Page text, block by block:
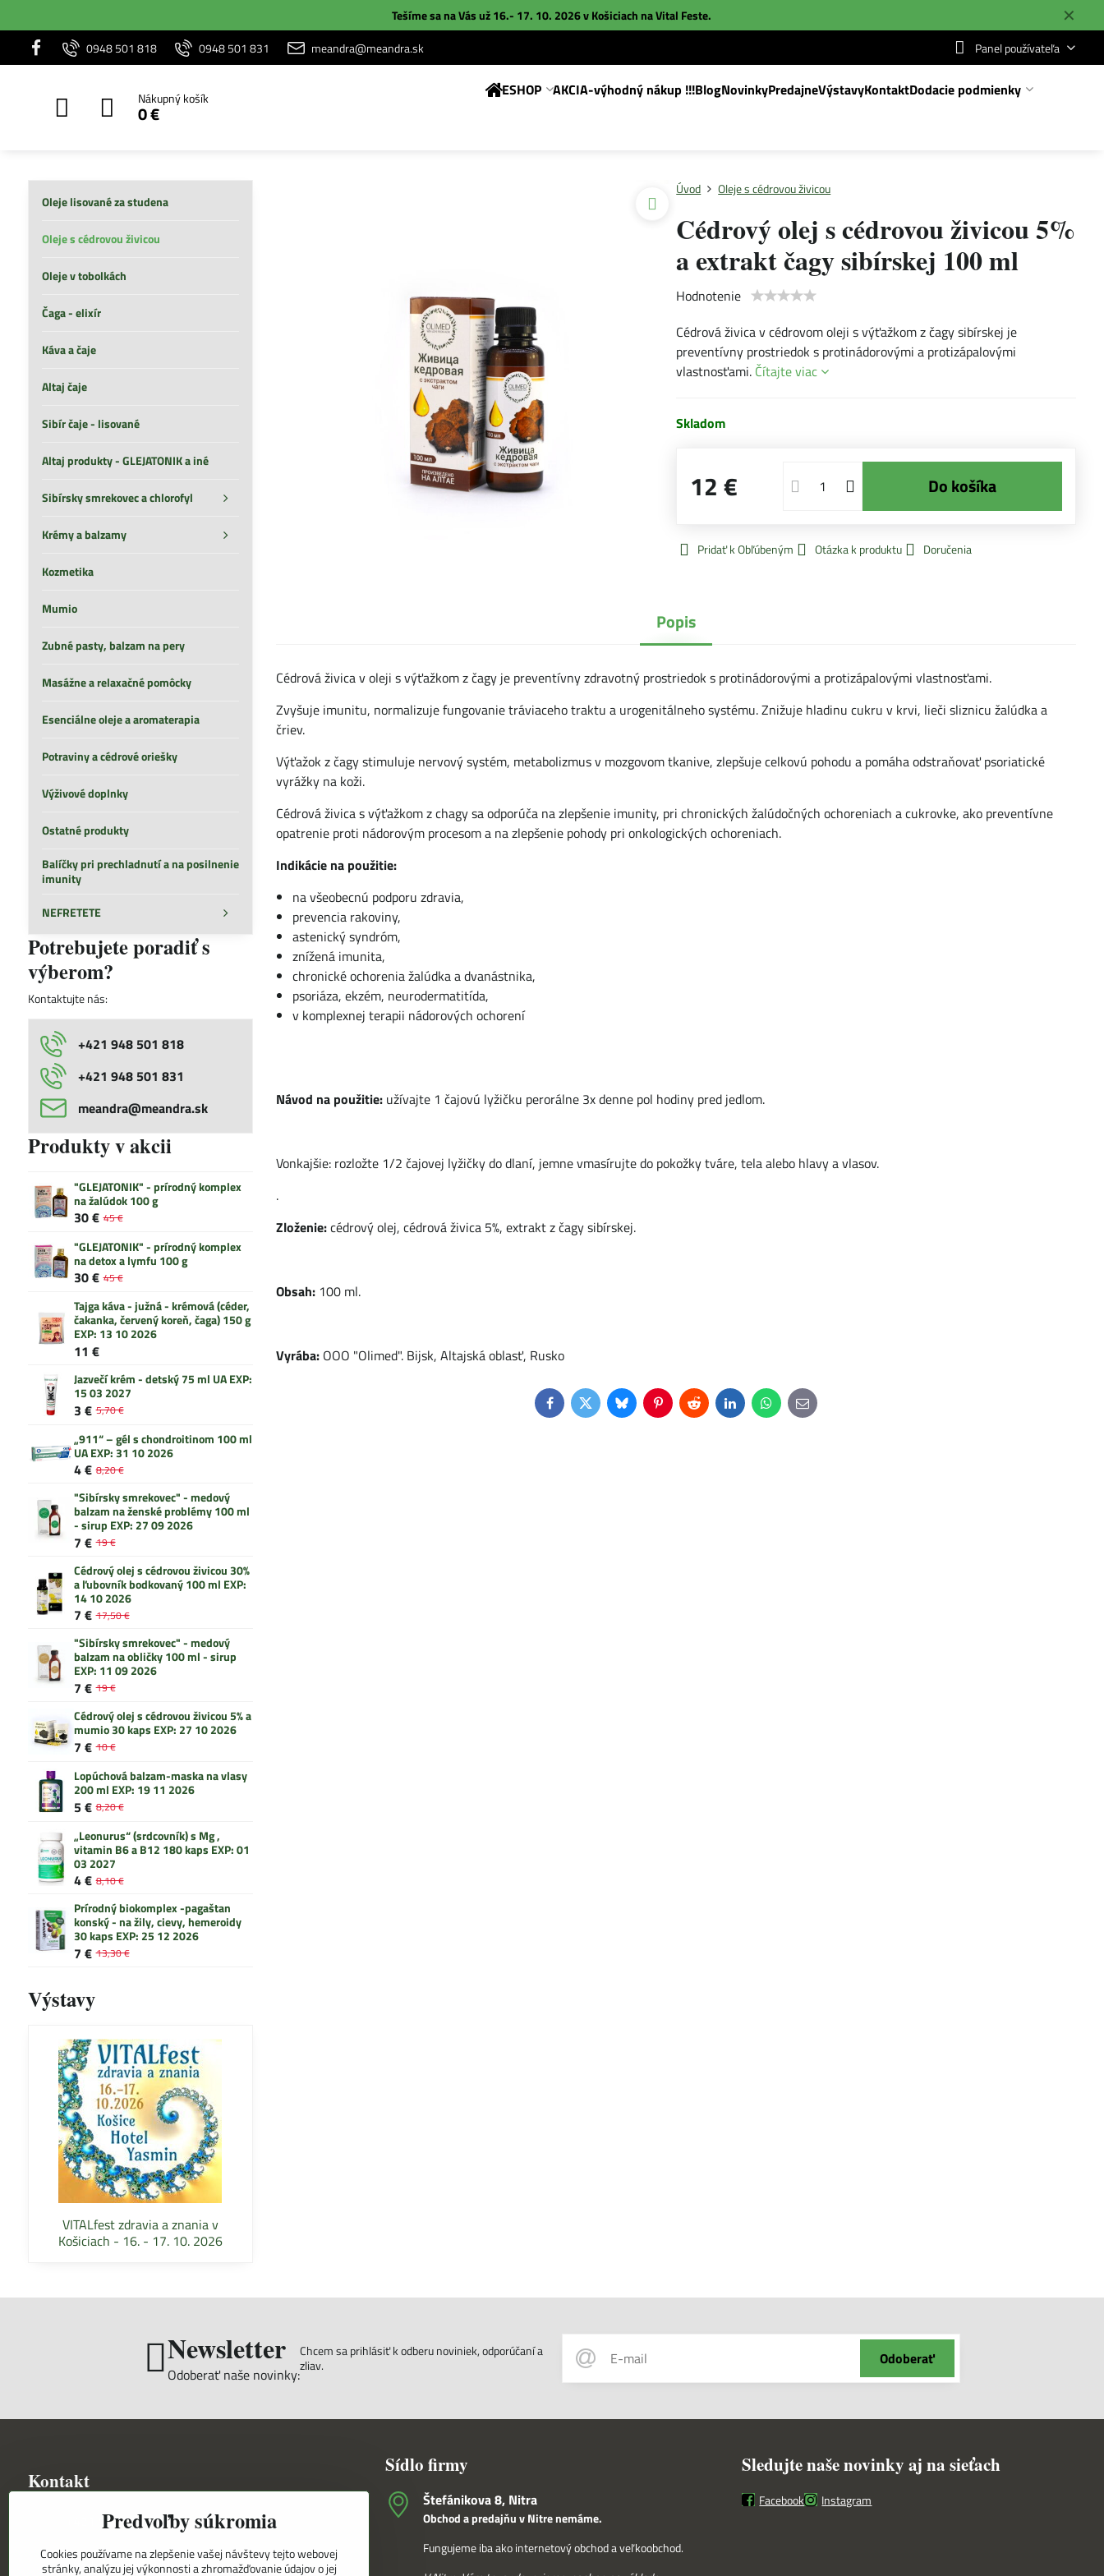
✕
Tešíme sa na Vás už 16.- 17. 10. 2026 v Košiciach naVital Feste.
0948 501 818
0948 501 831 meandra@meandra.sk Panel používateľa
Nákupný košík
0 €
ESHOP AKCIA-výhodný nákup !!!BlogNovinkyPredajneVýstavyKontaktDodacie podmienky
Úvod Oleje s cédrovou živicou
Cédrový olej s cédrovou živicou 5%
a extrakt čagy sibírskej 100 ml
Hodnotenie
Cédrová živica v cédrovom oleji s výťažkom z čagy sibírskej je
preventívny prostriedok s protinádorovými a protizápalovými
vlastnosťami. Čítajte viac
Skladom
12 € Do košíka
Pridať k Obľúbeným Otázka k produktu Doručenia
Popis
Cédrová živica v oleji s výťažkom z čagy je preventívny zdravotný prostriedok s protinádorovými a protizápalovými vlastnosťami.
Zvyšuje imunitu, normalizuje fungovanie tráviaceho traktu a urogenitálneho systému. Znižuje hladinu cukru v krvi, lieči sliznicu žalúdka a
čriev.
Výťažok z čagy stimuluje nervový systém, metabolizmus v mozgovom tkanive, zlepšuje celkovú pohodu a pomáha odstraňovať psoriatické
vyrážky na koži.
Cédrová živica s výťažkom z chagy sa odporúča na zlepšenie imunity, pri chronických žalúdočných ochoreniach a cukrovke, ako preventívne
opatrenie proti nádorovým procesom a na zlepšenie pohody pri onkologických ochoreniach.
Indikácie na použitie:
na všeobecnú podporu zdravia,
prevencia rakoviny,
astenický syndróm,
znížená imunita,
chronické ochorenia žalúdka a dvanástnika,
psoriáza, ekzém, neurodermatitída,
v komplexnej terapii nádorových ochorení
Návod na použitie: užívajte 1 čajovú lyžičku perorálne 3x denne pol hodiny pred jedlom.
Vonkajšie: rozložte 1/2 čajovej lyžičky do dlaní, jemne vmasírujte do pokožky tváre, tela alebo hlavy a vlasov.
.
Zloženie:cédrový olej, cédrová živica 5%, extrakt z čagy sibírskej.
Obsah: 100 ml.
Vyrába: OOO "Olimed". Bijsk, Altajská oblasť, Rusko
FacebookTwitterBlueskyPinterestRedditLinkedInWhatsApp
E-
mail
Oleje lisované za studena
Oleje s cédrovou živicou
Oleje v tobolkách
Čaga - elixír
Káva a čaje
Altaj čaje
Sibír čaje - lisované
Altaj produkty - GLEJATONIK a iné
Sibírsky smrekovec a chlorofyl
Krémy a balzamy
Kozmetika
Mumio
Zubné pasty, balzam na pery
Masážne a relaxačné pomôcky
Esenciálne oleje a aromaterapia
Potraviny a cédrové oriešky
Výživové doplnky
Ostatné produkty
Balíčky pri prechladnutí a na posilnenie
imunity
NEFRETETE
Potrebujete poradiť s
výberom?
Kontaktujte nás:
+421 948 501 818
+421 948 501 831
meandra​@meandra​.sk
Produkty v akcii
"GLEJATONIK" - prírodný komplex
na žalúdok 100 g
30 € 45 €
"GLEJATONIK" - prírodný komplex
na detox a lymfu 100 g
30 € 45 €
Tajga káva - južná - krémová (céder,
čakanka, červený koreň, čaga) 150 g
EXP: 13 10 2026
11 €
Jazvečí krém - detský 75 ml UA EXP:
15 03 2027
3 € 5,70 €
„911“ – gél s chondroitinom 100 ml
UA EXP: 31 10 2026
4 € 8,20 €
"Sibírsky smrekovec" - medový
balzam na ženské problémy 100 ml
- sirup EXP: 27 09 2026
7 € 19 €
Cédrový olej s cédrovou živicou 30%
a ľubovník bodkovaný 100 ml EXP:
14 10 2026
7 € 17,50 €
"Sibírsky smrekovec" - medový
balzam na obličky 100 ml - sirup
EXP: 11 09 2026
7 € 19 €
Cédrový olej s cédrovou živicou 5% a
mumio 30 kaps EXP: 27 10 2026
7 € 10 €
Lopúchová balzam-maska na vlasy
200 ml EXP: 19 11 2026
5 € 8,20 €
„Leonurus“ (srdcovník) s Mg ,
vitamin B6 a B12 180 kaps EXP: 01
03 2027
4 € 8,10 €
Prírodný biokomplex -pagaštan
konský - na žily, cievy, hemeroidy
30 kaps EXP: 25 12 2026
7 € 13,30 €
Výstavy
VITALfest zdravia a znania v
Košiciach - 16. - 17. 10. 2026
Newsletter
Odoberať naše novinky:
Odoberať
Chcem sa prihlásiť k odberu noviniek, odporúčaní a
zliav.
Kontakt
+421 948 501 818
+421 948 501 831
Sídlo firmy
Štefánikova 8, Nitra
Obchod a predajňu v Nitre nemáme.
Fungujeme iba ako internetový obchod a veľkoobchod.
Sledujte naše novinky aj na sieťach
Facebook Instagram
Predvoľby súkromia
Cookies používame na zlepšenie vašej návštevy tejto webovej
stránky, analýzu jej výkonnosti a zhromažďovanie údajov o jej